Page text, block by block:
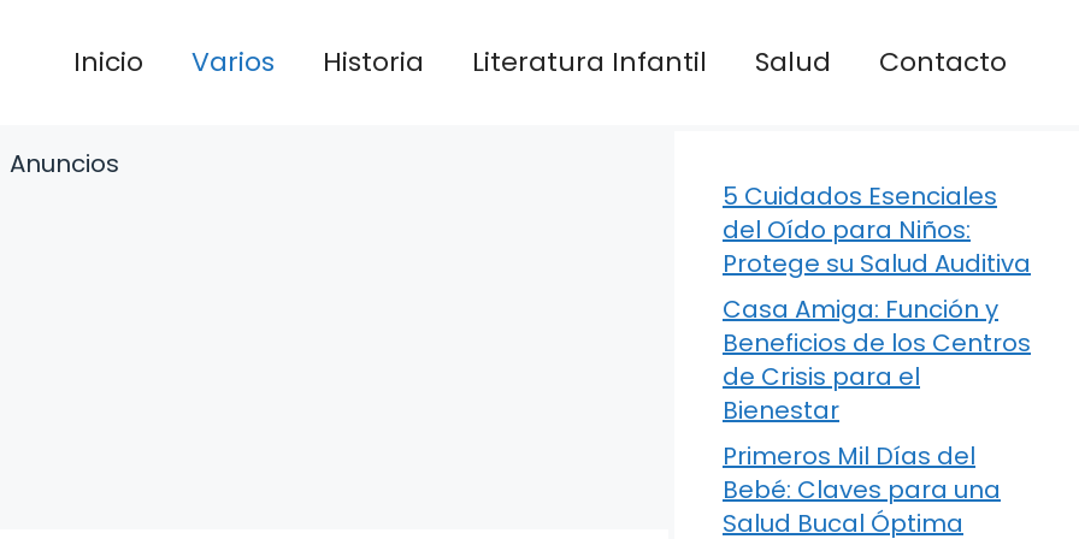
Inicio Varios Historia Literatura Infantil Salud Contacto
Anuncios
5 Cuidados Esenciales
del Oído para Niños:
Protege su Salud Auditiva
Casa Amiga: Función y
Beneficios de los Centros
de Crisis para el
Bienestar
Primeros Mil Días del
Bebé: Claves para una
Salud Bucal Óptima